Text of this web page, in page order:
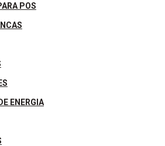
POS
ENERGIA